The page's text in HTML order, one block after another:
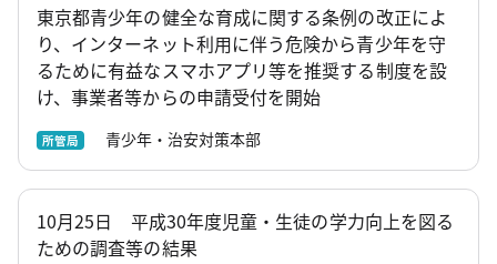
東京都青少年の健全な育成に関する条例の改正によ
り、インターネット利用に伴う危険から青少年を守
るために有益なスマホアプリ等を推奨する制度を設
け、事業者等からの申請受付を開始
所管局 青少年・治安対策本部
10月25日 平成30年度児童・生徒の学力向上を図る
ための調査等の結果